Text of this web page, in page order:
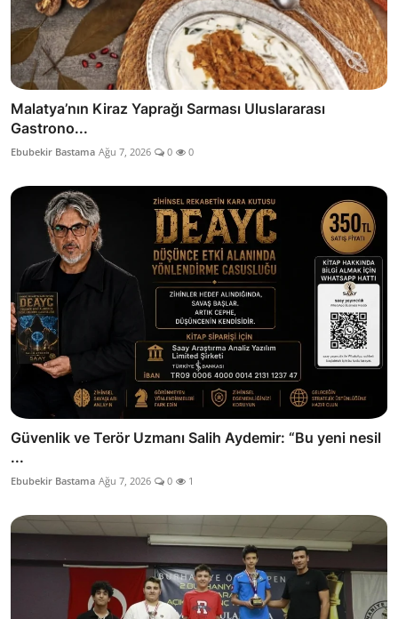
Malatya’nın Kiraz Yaprağı Sarması Uluslararası
Gastrono...
Ebubekir Bastama Ağu 7, 2026 0 0
Güvenlik ve Terör Uzmanı Salih Aydemir: “Bu yeni nesil
...
Ebubekir Bastama Ağu 7, 2026 0 1